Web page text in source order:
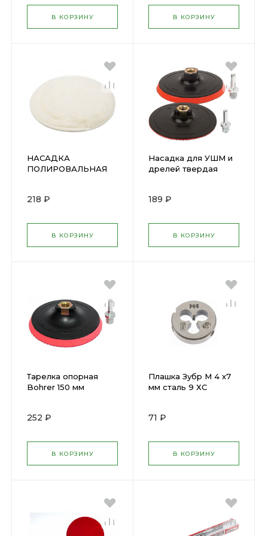
В КОРЗИНУ В КОРЗИНУ
НАСАДКА
ПОЛИРОВАЛЬНАЯ
"КЕДР 54624
218 ₽
В КОРЗИНУ
Насадка для УШМ и
дрелей твердая
189 ₽
В КОРЗИНУ
Тарелка опорная
Bohrer 150 мм
М14 +переходник на
252 ₽
В КОРЗИНУ
Плашка Зубр М 4 х7
мм сталь 9 ХС
71 ₽
В КОРЗИНУ